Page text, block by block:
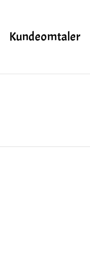
Kundeomtaler